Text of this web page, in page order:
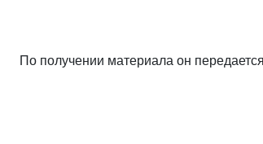
По получении материала он